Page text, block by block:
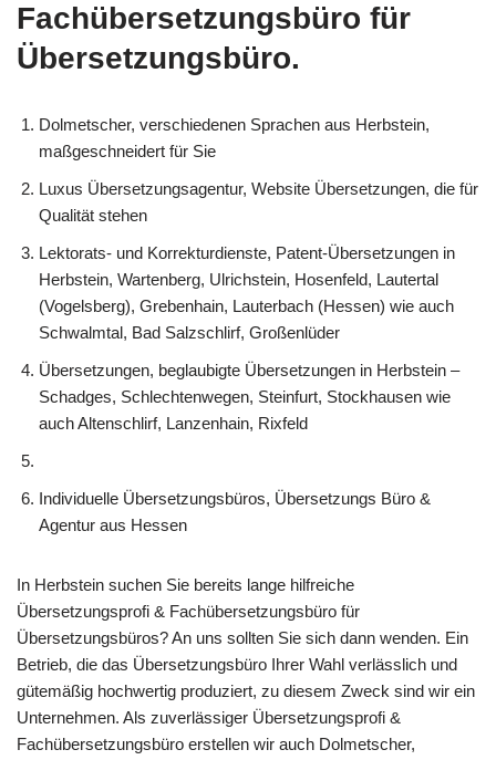
Fachübersetzungsbüro für
Übersetzungsbüro.
Dolmetscher, verschiedenen Sprachen aus Herbstein,
maßgeschneidert für Sie
Luxus Übersetzungsagentur, Website Übersetzungen, die für
Qualität stehen
Lektorats- und Korrekturdienste, Patent-Übersetzungen in
Herbstein, Wartenberg, Ulrichstein, Hosenfeld, Lautertal
(Vogelsberg), Grebenhain, Lauterbach (Hessen) wie auch
Schwalmtal, Bad Salzschlirf, Großenlüder
Übersetzungen, beglaubigte Übersetzungen in Herbstein –
Schadges, Schlechtenwegen, Steinfurt, Stockhausen wie
auch Altenschlirf, Lanzenhain, Rixfeld
Individuelle Übersetzungsbüros, Übersetzungs Büro &
Agentur aus Hessen
In Herbstein suchen Sie bereits lange hilfreiche
Übersetzungsprofi & Fachübersetzungsbüro für
Übersetzungsbüros? An uns sollten Sie sich dann wenden. Ein
Betrieb, die das Übersetzungsbüro Ihrer Wahl verlässlich und
gütemäßig hochwertig produziert, zu diesem Zweck sind wir ein
Unternehmen. Als zuverlässiger Übersetzungsprofi &
Fachübersetzungsbüro erstellen wir auch Dolmetscher,